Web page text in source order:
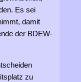
Es sei
damit
der BDEW-
zu